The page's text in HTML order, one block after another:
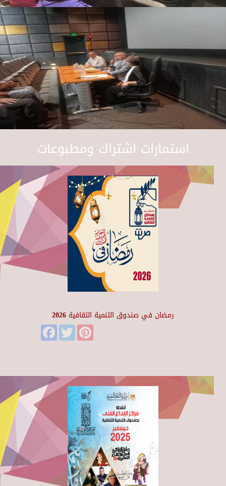
استمارات اشتراك ومطبوعات
رمضان في صندوق التنمية الثقافية 2026
FacebookTwitter